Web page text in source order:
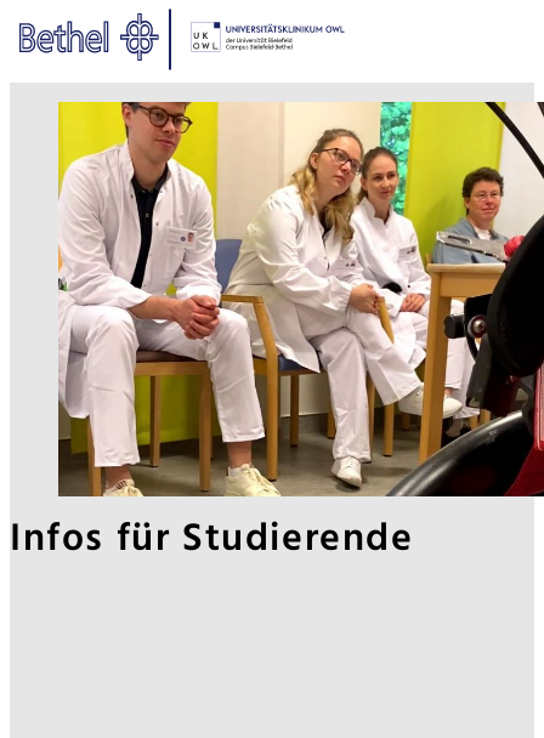
Zum Hauptinhalt springen
Zur Fußzeile springen
Bethel - Infos für Studierende
Infos für Studierende